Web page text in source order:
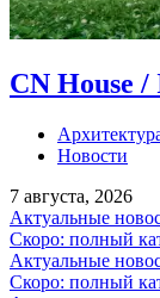
CN House
Новости
7 августа, 2026
Актуальные
Скоро: полный
Актуальные
Скоро: полный